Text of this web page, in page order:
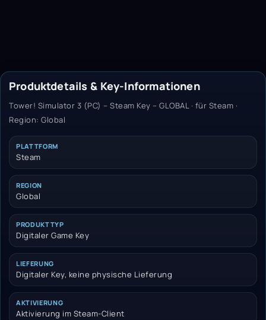
Produktdetails & Key-Informationen
Tower! Simulator 3 (PC) – Steam Key – GLOBAL · für Steam ·
Region: Global
PLATTFORM
Steam
REGION
Global
PRODUKTTYP
Digitaler Game Key
LIEFERUNG
Digitaler Key, keine physische Lieferung
AKTIVIERUNG
Aktivierung im Steam-Client